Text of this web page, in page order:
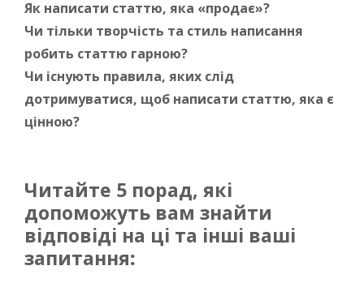
Як написати статтю, яка «продає»?
Чи тільки творчість та стиль написання
робить статтю гарною?
Чи існують правила, яких слід
дотримуватися, щоб написати статтю, яка є
цінною?
Читайте 5 порад, які
допоможуть вам знайти
відповіді на ці та інші ваші
запитання: